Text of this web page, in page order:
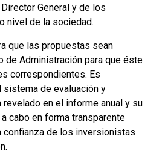
General y de los
nivel de la sociedad.
que las propuestas sean
de Administración para que éste
correspondientes. Es
sistema de evaluación y
en el informe anual y su
cabo en forma transparente
confianza de los inversionistas